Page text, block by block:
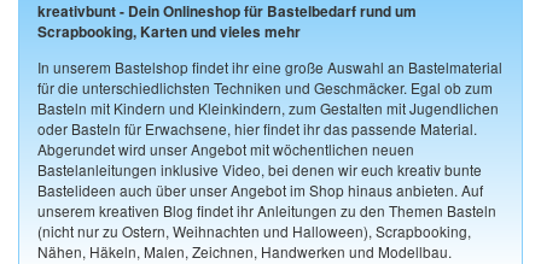
kreativbunt - Dein Onlineshop für Bastelbedarf rund um
Scrapbooking, Karten und vieles mehr
In unserem Bastelshop findet ihr eine große Auswahl an Bastelmaterial
für die unterschiedlichsten Techniken und Geschmäcker. Egal ob zum
Basteln mit Kindern und Kleinkindern, zum Gestalten mit Jugendlichen
oder Basteln für Erwachsene, hier findet ihr das passende Material.
Abgerundet wird unser Angebot mit wöchentlichen neuen
Bastelanleitungen inklusive Video, bei denen wir euch kreativ bunte
Bastelideen auch über unser Angebot im Shop hinaus anbieten. Auf
unserem kreativen Blog findet ihr Anleitungen zu den Themen Basteln
(nicht nur zu Ostern, Weihnachten und Halloween), Scrapbooking,
Nähen, Häkeln, Malen, Zeichnen, Handwerken und Modellbau.